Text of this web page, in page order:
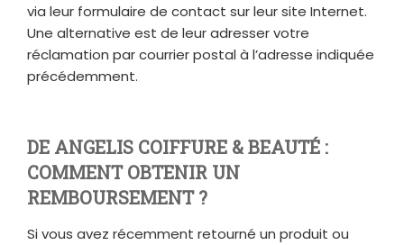
via leur formulaire de contact sur leur site Internet.
Une alternative est de leur adresser votre
réclamation par courrier postal à l’adresse indiquée
précédemment.
DE ANGELIS COIFFURE & BEAUTÉ :
COMMENT OBTENIR UN
REMBOURSEMENT ?
Si vous avez récemment retourné un produit ou